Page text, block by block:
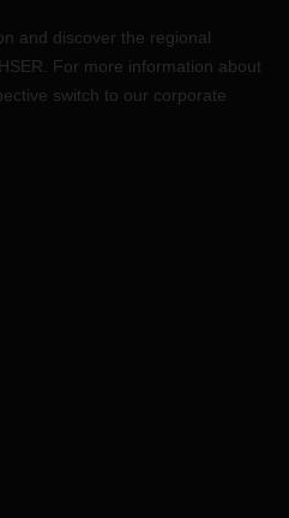
and discover the regional
For more information about
switch to our corporate